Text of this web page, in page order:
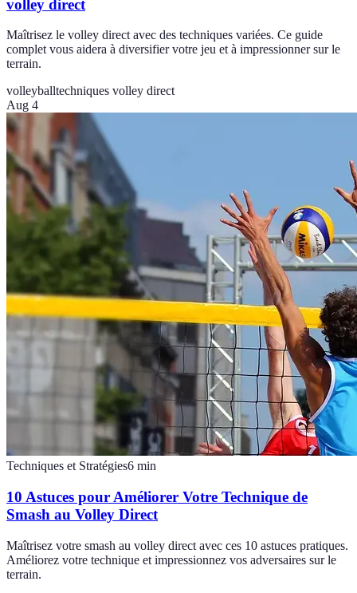
volley direct
Maîtrisez le volley direct avec des techniques variées. Ce guide
complet vous aidera à diversifier votre jeu et à impressionner sur le
terrain.
volleyballtechniques volley direct
Aug 4
Techniques et Stratégies6 min
10 Astuces pour Améliorer Votre Technique de
Smash au Volley Direct
Maîtrisez votre smash au volley direct avec ces 10 astuces pratiques.
Améliorez votre technique et impressionnez vos adversaires sur le
terrain.